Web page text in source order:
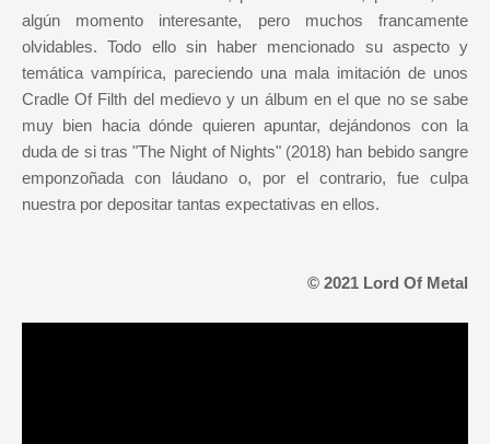
algún momento interesante, pero muchos francamente
olvidables. Todo ello sin haber mencionado su aspecto y
temática vampírica, pareciendo una mala imitación de unos
Cradle Of Filth del medievo y un álbum en el que no se sabe
muy bien hacia dónde quieren apuntar, dejándonos con la
duda de si tras "The Night of Nights" (2018) han bebido sangre
emponzoñada con láudano o, por el contrario, fue culpa
nuestra por depositar tantas expectativas en ellos.
© 2021 Lord Of Metal